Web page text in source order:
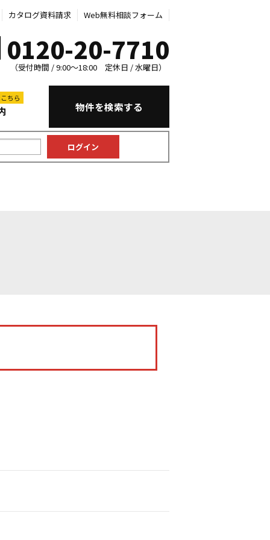
カタログ資料請求 Web無料相談フォーム
0120-20-7710
（受付時間 / 9:00～18:00 定休日 / 水曜日）
ちら
物件を検索する